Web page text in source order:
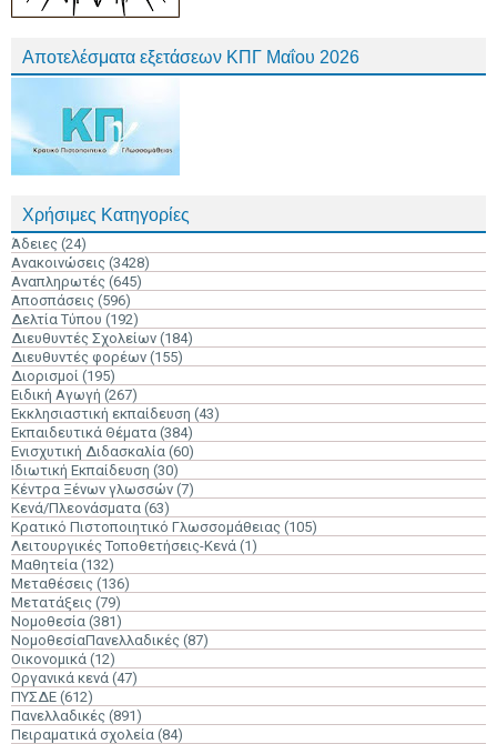
Αποτελέσματα εξετάσεων ΚΠΓ Μαΐου 2026
Χρήσιμες Κατηγορίες
Άδειες (24)
Ανακοινώσεις (3428)
Αναπληρωτές (645)
Αποσπάσεις (596)
Δελτία Τύπου (192)
Διευθυντές Σχολείων (184)
Διευθυντές φορέων (155)
Διορισμοί (195)
Ειδική Αγωγή (267)
Εκκλησιαστική εκπαίδευση (43)
Εκπαιδευτικά Θέματα (384)
Ενισχυτική Διδασκαλία (60)
Ιδιωτική Εκπαίδευση (30)
Κέντρα Ξένων γλωσσών (7)
Κενά/Πλεονάσματα (63)
Κρατικό Πιστοποιητικό Γλωσσομάθειας (105)
Λειτουργικές Τοποθετήσεις-Κενά (1)
Μαθητεία (132)
Μεταθέσεις (136)
Μετατάξεις (79)
Νομοθεσία (381)
ΝομοθεσίαΠανελλαδικές (87)
Οικονομικά (12)
Οργανικά κενά (47)
ΠΥΣΔΕ (612)
Πανελλαδικές (891)
Πειραματικά σχολεία (84)